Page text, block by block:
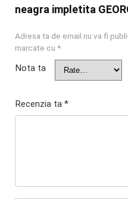
neagra impletita
Adresa ta de email nu va fi
marcate cu *
Nota ta
Recenzia ta *